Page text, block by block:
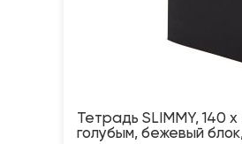
Тетрадь SLIMMY, 140
голубым, бежевый